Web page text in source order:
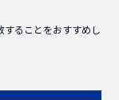
することをおすすめし